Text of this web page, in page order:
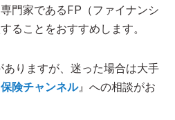
門家であるFP（ファイナンシ
ることをおすすめします。
りますが、迷った場合は大手
保険チャンネル』への相談がお